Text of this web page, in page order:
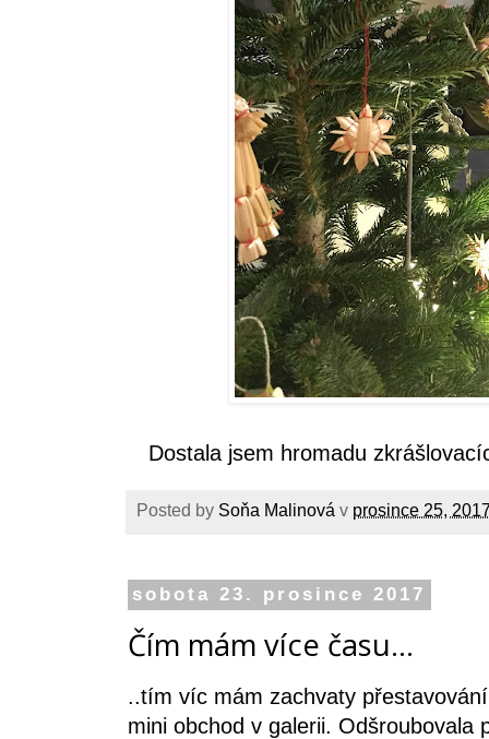
Dostala jsem hromadu
Posted by Soňa Malinová v prosince 25,
sobota 23. prosince 2017
Čím mám více času...
..tím víc mám zachvaty
mini obchod v galerii. Odšroubovala